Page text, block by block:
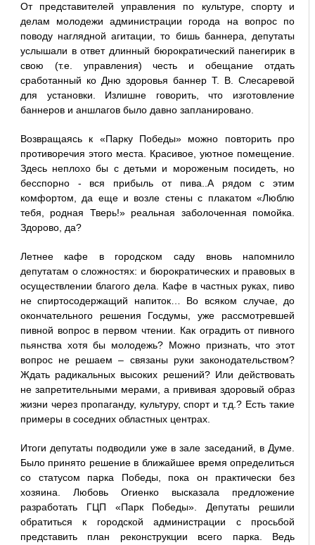
От представителей управления по культуре, спорту и
делам молодежи администрации города на вопрос по
поводу наглядной агитации, то бишь баннера, депутаты
услышали в ответ длинный бюрократический панегирик в
свою (т.е. управления) честь и обещание отдать
сработанный ко Дню здоровья баннер Т. В. Слесаревой
для установки. Излишне говорить, что изготовление
баннеров и аншлагов было давно запланировано.
Возвращаясь к «Парку Победы» можно повторить про
противоречия этого места. Красивое, уютное помещение.
Здесь неплохо бы с детьми и мороженым посидеть, но
бесспорно - вся прибыль от пива..А рядом с этим
комфортом, да еще и возле стены с плакатом «Люблю
тебя, родная Тверь!» реальная заболоченная помойка.
Здорово, да?
Летнее кафе в городском саду вновь напомнило
депутатам о сложностях: и бюрократических и правовых в
осуществлении благого дела. Кафе в частных руках, пиво
не спиртосодержащий напиток… Во всяком случае, до
окончательного решения Госдумы, уже рассмотревшей
пивной вопрос в первом чтении. Как оградить от пивного
пьянства хотя бы молодежь? Можно признать, что этот
вопрос не решаем – связаны руки законодательством?
Ждать радикальных высоких решений? Или действовать
не запретительными мерами, а прививая здоровый образ
жизни через пропаганду, культуру, спорт и т.д.? Есть такие
примеры в соседних областных центрах.
Итоги депутаты подводили уже в зале заседаний, в Думе.
Было принято решение в ближайшее время определиться
со статусом парка Победы, пока он практически без
хозяина. Любовь Огиенко высказала предложение
разработать ГЦП «Парк Победы». Депутаты решили
обратиться к городской администрации с просьбой
представить план реконструкции всего парка. Ведь